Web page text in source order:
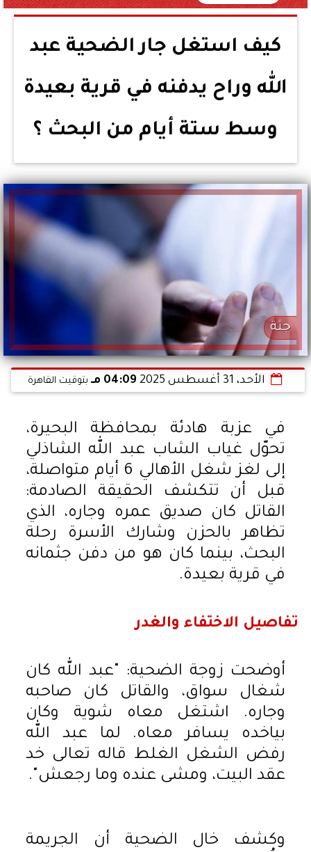
كيف استغل جار الضحية عبد
الله وراح يدفنه في قرية بعيدة
وسط ستة أيام من البحث ؟
جثة
الأحد، 31 أغسطس 2025 04:09 مـ بتوقيت القاهرة
في عزبة هادئة بمحافظة البحيرة،
تحوّل غياب الشاب عبد الله الشاذلي
إلى لغز شغل الأهالي 6 أيام متواصلة،
قبل أن تتكشف الحقيقة الصادمة:
القاتل كان صديق عمره وجاره، الذي
تظاهر بالحزن وشارك الأسرة رحلة
البحث، بينما كان هو من دفن جثمانه
في قرية بعيدة.
تفاصيل الاختفاء والغدر
أوضحت زوجة الضحية: "عبد الله كان
شغال سواق، والقاتل كان صاحبه
وجاره. اشتغل معاه شوية وكان
بياخده يسافر معاه. لما عبد الله
رفض الشغل الغلط قاله تعالى خد
عقد البيت، ومشى عنده وما رجعش".
وكشف خال الضحية أن الجريمة